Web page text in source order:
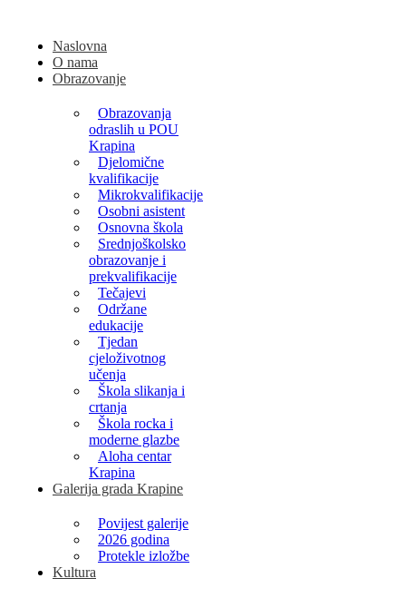
Naslovna
O nama
Obrazovanje
Obrazovanja
odraslih u POU
Krapina
Djelomične
kvalifikacije
Mikrokvalifikacije
Osobni asistent
Osnovna škola
Srednjoškolsko
obrazovanje i
prekvalifikacije
Tečajevi
Održane
edukacije
Tjedan
cjeloživotnog
učenja
Škola slikanja i
crtanja
Škola rocka i
moderne glazbe
Aloha centar
Krapina
Galerija grada Krapine
Povijest galerije
2026 godina
Protekle izložbe
Kultura